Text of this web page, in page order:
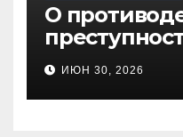
О
нарушению
ИЮН 30, 2026